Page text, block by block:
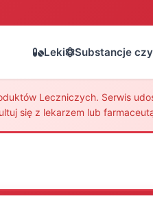
Leki Substancje
Leczniczych. Serwis
się z lekarzem lub